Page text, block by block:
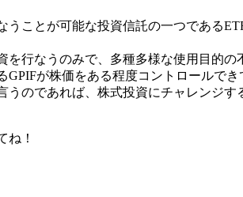
うことが可能な投資信託の一つである
を行なうのみで、多種多様な使用目的
GPIFが株価をある程度コントロールで
うのであれば、株式投資にチャレンジす
ね！